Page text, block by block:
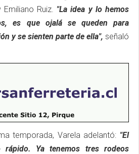
Ruiz. "La idea y lo hemos
es que ojalá se queden para
y se sienten parte de ella", señaló
temporada, Varela adelantó: "El
rápido. Ya tenemos tres rodeos